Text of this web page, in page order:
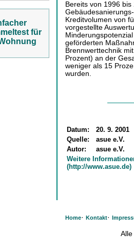
für
Bereits von 1996
Kreditvolumen von
vorgestellte
geförderten
Brennwerttechnik
Prozent) an der
weniger als 15
wurden.
Datum:
20. 9. 2001
Quelle:
asue e.V.
Autor:
asue e.V.
Weitere
(http://www.asue.de)
Home· Kontakt·